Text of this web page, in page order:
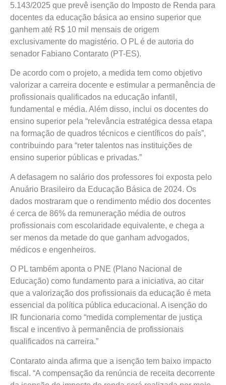
5.143/2025 que prevê isenção do Imposto de Renda para
docentes da educação básica ao ensino superior que
ganhem até R$ 10 mil mensais de origem
exclusivamente do magistério. O PL é de autoria do
senador Fabiano Contarato (PT-ES).
De acordo com o projeto, a medida tem como objetivo
valorizar a carreira docente e estimular a permanência de
profissionais qualificados na educação infantil,
fundamental e média. Além disso, inclui os docentes do
ensino superior pela “relevância estratégica dessa etapa
na formação de quadros técnicos e científicos do país”,
contribuindo para “reter talentos nas instituições de
ensino superior públicas e privadas.”
A defasagem no salário dos professores foi exposta pelo
Anuário Brasileiro da Educação Básica de 2024. Os
dados mostraram que o rendimento médio dos docentes
é cerca de 86% da remuneração média de outros
profissionais com escolaridade equivalente, e chega a
ser menos da metade do que ganham advogados,
médicos e engenheiros.
O PL também aponta o PNE (Plano Nacional de
Educação) como fundamento para a iniciativa, ao citar
que a valorização dos profissionais da educação é meta
essencial da política pública educacional. A isenção do
IR funcionaria como “medida complementar de justiça
fiscal e incentivo à permanência de profissionais
qualificados na carreira.”
Contarato ainda afirma que a isenção tem baixo impacto
fiscal. “A compensação da renúncia de receita decorrente